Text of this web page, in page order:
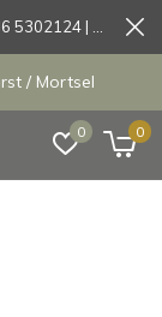
0 0
/ Mortsel